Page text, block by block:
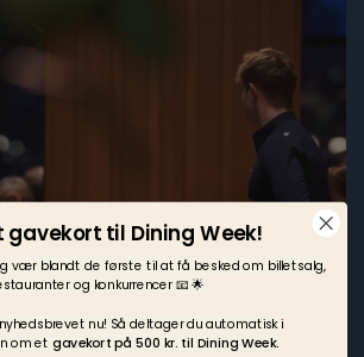
gavekort til Dining Week!
vær blandt de første til at få besked om billetsalg,
og konkurrencer 📧 🌟
nu! Så deltager du automatisk i
om et gavekort på 500 kr. til Dining Week.